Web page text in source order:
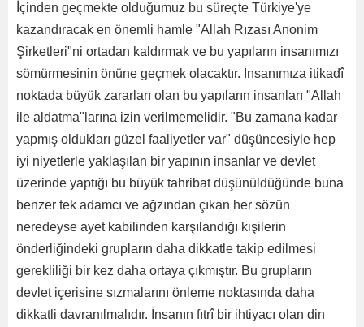
İçinden geçmekte olduğumuz bu süreçte Türkiye'ye
kazandıracak en önemli hamle "Allah Rızası Anonim
Şirketleri"ni ortadan kaldırmak ve bu yapıların insanımızı
sömürmesinin önüne geçmek olacaktır. İnsanımıza itikadî
noktada büyük zararları olan bu yapıların insanları "Allah
ile aldatma"larına izin verilmemelidir. "Bu zamana kadar
yapmış oldukları güzel faaliyetler var" düşüncesiyle hep
iyi niyetlerle yaklaşılan bir yapının insanlar ve devlet
üzerinde yaptığı bu büyük tahribat düşünüldüğünde buna
benzer tek adamcı ve ağzından çıkan her sözün
neredeyse ayet kabilinden karşılandığı kişilerin
önderliğindeki grupların daha dikkatle takip edilmesi
gerekliliği bir kez daha ortaya çıkmıştır. Bu grupların
devlet içerisine sızmalarını önleme noktasında daha
dikkatli davranılmalıdır. İnsanın fıtrî bir ihtiyacı olan din